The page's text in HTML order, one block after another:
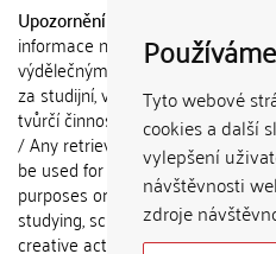
Tyto webové
cookies a další
vylepšení
návštěvnosti
zdroje
Upozornění / Notice:
informace nemohou být použity k
výdělečným účelům nebo
za studijní, vědeckou nebo jinou
tvůrčí činnost jiné osoby než
/ Any retrieved information shall
be used for any commercial
purposes or claimed as results of
studying, scientific or any other
creative activities of any person